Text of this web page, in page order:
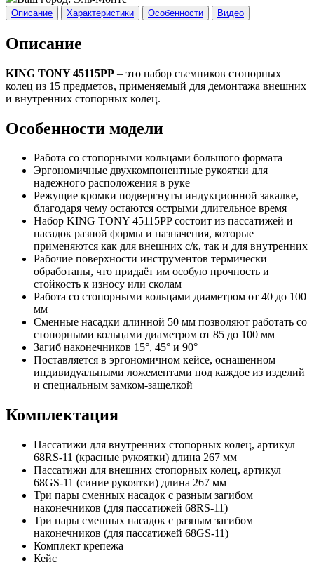
Описание Характеристики Особенности Видео
Описание
KING TONY 45115PP – это набор съемников стопорных
колец из 15 предметов, применяемый для демонтажа внешних
и внутренних стопорных колец.
Особенности модели
Работа со стопорными кольцами большого формата
Эргономичные двухкомпонентные рукоятки для
надежного расположения в руке
Режущие кромки подвергнуты индукцион­ной закалке,
благодаря чему остаются острыми длительное время
Набор KING TONY 45115PP состоит из пассатижей и
насадок разной формы и назначения, которые
применяются как для внешних с/к, так и для внутренних
Рабочие поверхности инструментов термически
обработаны, что придаёт им особую прочность и
стойкость к износу или сколам
Работа со стопорными кольцами диаметром от 40 до 100
мм
Сменные насадки длинной 50 мм позволяют работать со
стопорными кольцами диаметром от 85 до 100 мм
Загиб наконечников 15°, 45° и 90°
Поставляется в эргономичном кейсе, оснащенном
индивидуальными ложементами под каждое из изделий
и специальным замком-защелкой
Комплектация
Пассатижи для внутренних стопорных колец, артикул
68RS-11 (красные рукоятки) длина 267 мм
Пассатижи для внешних стопорных колец, артикул
68GS-11 (синие рукоятки) длина 267 мм
Три пары сменных насадок с разным загибом
наконечников (для пассатижей 68RS-11)
Три пары сменных насадок с разным загибом
наконечников (для пассатижей 68GS-11)
Комплект крепежа
Кейс